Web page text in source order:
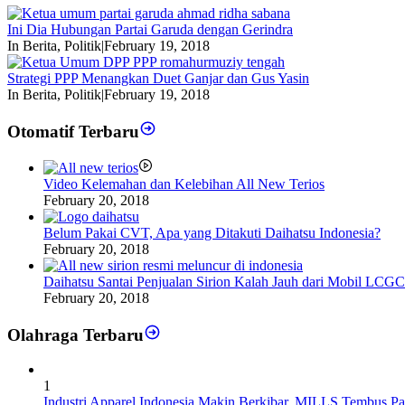
Ini Dia Hubungan Partai Garuda dengan Gerindra
In Berita, Politik|February 19, 2018
Strategi PPP Menangkan Duet Ganjar dan Gus Yasin
In Berita, Politik|February 19, 2018
Otomatif Terbaru
Video Kelemahan dan Kelebihan All New Terios
February 20, 2018
Belum Pakai CVT, Apa yang Ditakuti Daihatsu Indonesia?
February 20, 2018
Daihatsu Santai Penjualan Sirion Kalah Jauh dari Mobil LCGC
February 20, 2018
Olahraga Terbaru
1